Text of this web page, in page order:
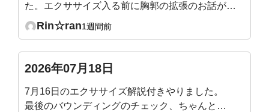
た。エクササイズ入る前に胸郭の拡張のお話があ
ったので、メジャーで測ってテストしてみたとこ
というのは、普通の呼吸時ではなくて、深呼吸の
時の数値ですか？深呼吸をしても全くそこには届
きそうにないです‥。何となくわかってはいまし
たが、やはりショックでした。
Rin☆ran1週間前
2026年07月18日
7月16日のエクササイズ解説付きやりました。
最後のバウンディングのチェック、ちゃんと腹